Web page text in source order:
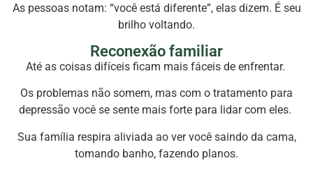
As pessoas notam: “você está diferente”, elas dizem. É seu
brilho voltando.
Reconexão familiar
Até as coisas difíceis ficam mais fáceis de enfrentar.
Os problemas não somem, mas com o tratamento para
depressão você se sente mais forte para lidar com eles.
Sua família respira aliviada ao ver você saindo da cama,
tomando banho, fazendo planos.